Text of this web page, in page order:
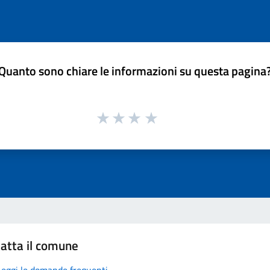
sono chiare le informazioni su questa
il comune